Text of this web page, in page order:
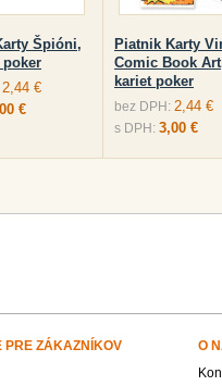
Špióni,
poker
2,44 €
€
Piatnik Karty
Comic Book
kariet poker
bez DPH: 2,44 €
s DPH: 3,00 €
PRE ZÁKAZNÍKOV O